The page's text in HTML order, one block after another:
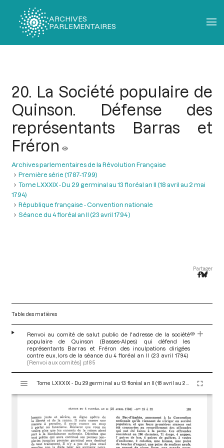
ARCHIVES
PARLEMENTAIRES
20. La Société populaire de
Quinson. Défense des
représentants Barras et
Fréron
Archives parlementaires de la Révolution Française
Première série (1787-1799)
Tome LXXXIX - Du 29 germinal au 13 floréal an II (18 avril au 2 mai
1794)
République française - Convention nationale
Séance du 4 floréal an II (23 avril 1794 )
Partager
Table des matières
Renvoi au comité de salut public de l'adresse de la société
populaire de Quinson (Basses-Alpes) qui défend les
représentants Barras et Fréron des inculpations dirigées
contre eux, lors de la séance du 4 floréal an II (23 avril 1794)
[Renvoi aux comités] p.185
s